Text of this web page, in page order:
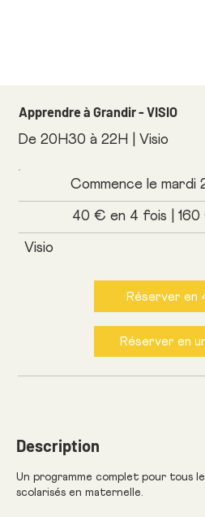
Description
Un programme complet pour tous
scolarisés en maternelle.
Apprendre à Grandir - VISIO
De 20H30 à 22H | Visio
Visio
Commence le mardi
40 € en 4 fois | 160
Réserver en
Réserver en